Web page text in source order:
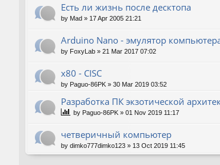
Есть ли жизнь после десктопа
by Mad » 17 Apr 2005 21:21
Arduino Nano - эмулятор
by FoxyLab » 21 Mar 2017 07:02
x80 - CISC
by Paguo-86PK » 30 Mar 2019 03:52
Разработка ПК экзотической
by Paguo-86PK » 01 Nov 2019 11:17
четверичный компьютер
by dimko777dimko123 » 13 Oct 2019 11:45